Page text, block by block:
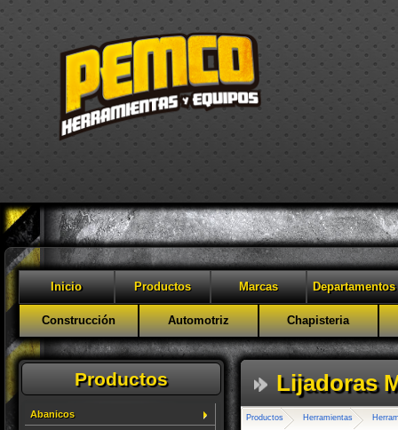
Inicio Productos Marcas Departamentos
Construcción Automotriz Chapisteria
Productos
Abanicos
Lijadoras
Productos Herramientas